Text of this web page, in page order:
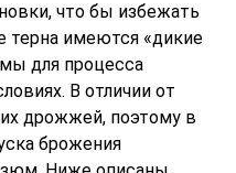
что бы избежать
терна имеются «дикие
для процесса
В отличии от
дрожжей, поэтому в
брожения